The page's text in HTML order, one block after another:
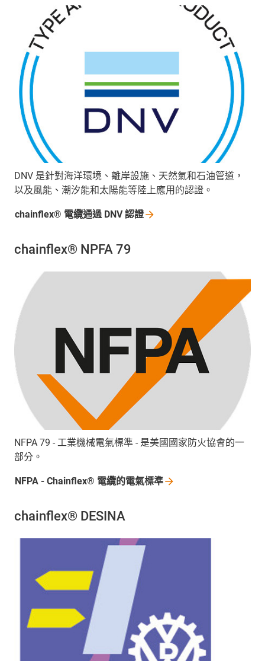
DNV 是針對海洋環境、離岸設施、天然氣和石油管道，
以及風能、潮汐能和太陽能等陸上應用的認證。
chainflex® 電纜通過 DNV認證
chainflex® NPFA 79
NFPA 79 - 工業機械電氣標準 - 是美國國家防火協會的一
部分。
NFPA - Chainflex® 電纜的電氣標準
chainflex® DESINA